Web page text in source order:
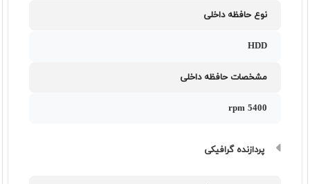
نوع حافظه داخلی
HDD
مشخصات حافظه داخلی
5400 rpm
پردازنده گرافیکی